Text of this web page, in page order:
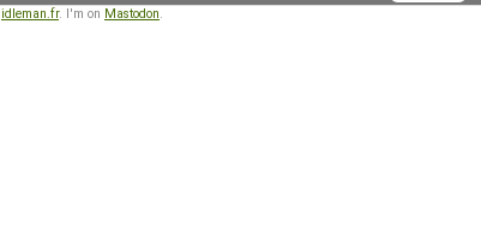
idleman.fr. I'm on Mastodon.